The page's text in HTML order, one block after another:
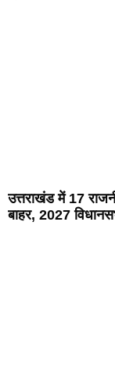
उत्तराखंड में 17
बाहर, 2027